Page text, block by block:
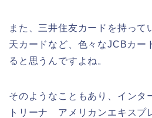
また、三井住友カードを持って
天カードなど、色々なJCBカー
ると思うんですよね。
そのようなこともあり、インタ
トリーナ アメリカンエキス